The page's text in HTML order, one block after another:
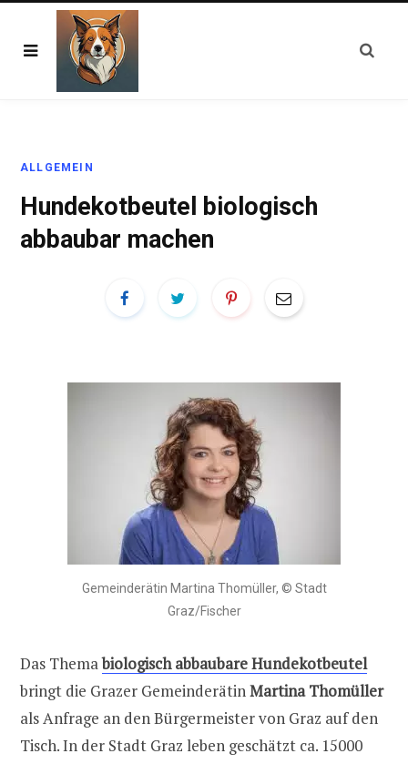
ALLGEMEIN
Hundekotbeutel biologisch
abbaubar machen
Gemeinderätin Martina Thomüller, © Stadt
Graz/Fischer
Das Themabiologisch abbaubare Hundekotbeutel
bringt die Grazer GemeinderätinMartina Thomüller
als Anfrage an den Bürgermeister von Graz auf den
Tisch. In der Stadt Graz leben geschätzt ca. 15000